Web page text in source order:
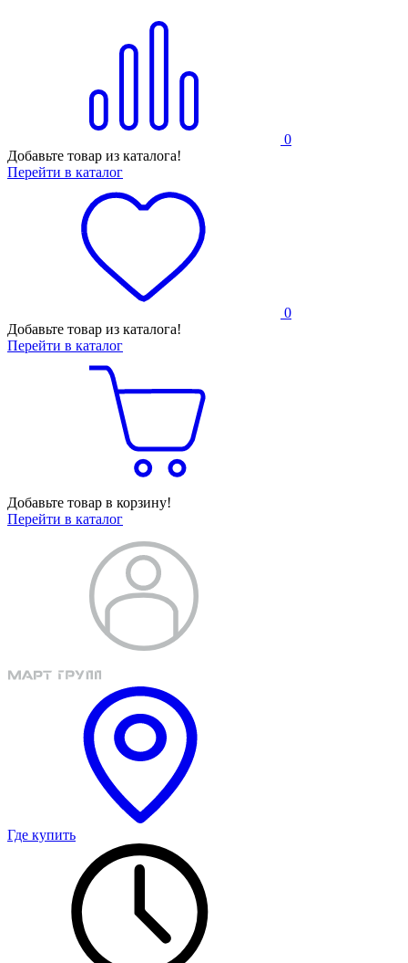
0
Добавьте товар из каталога!
Перейти в каталог
0
Добавьте товар из каталога!
Перейти в каталог
Добавьте товар в корзину!
Перейти в каталог
Где купить